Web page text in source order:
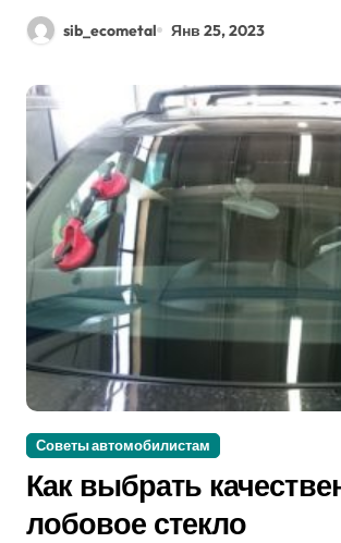
sib_ecometal Янв 25, 2023
Советы автомобилистам
Как выбрать
лобовое стекло